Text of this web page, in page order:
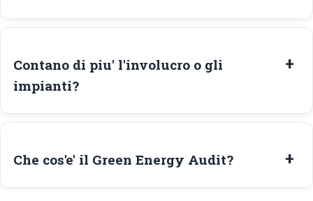
Contano di piu' l'involucro o gli
impianti?
Che cos'e' il Green Energy Audit?